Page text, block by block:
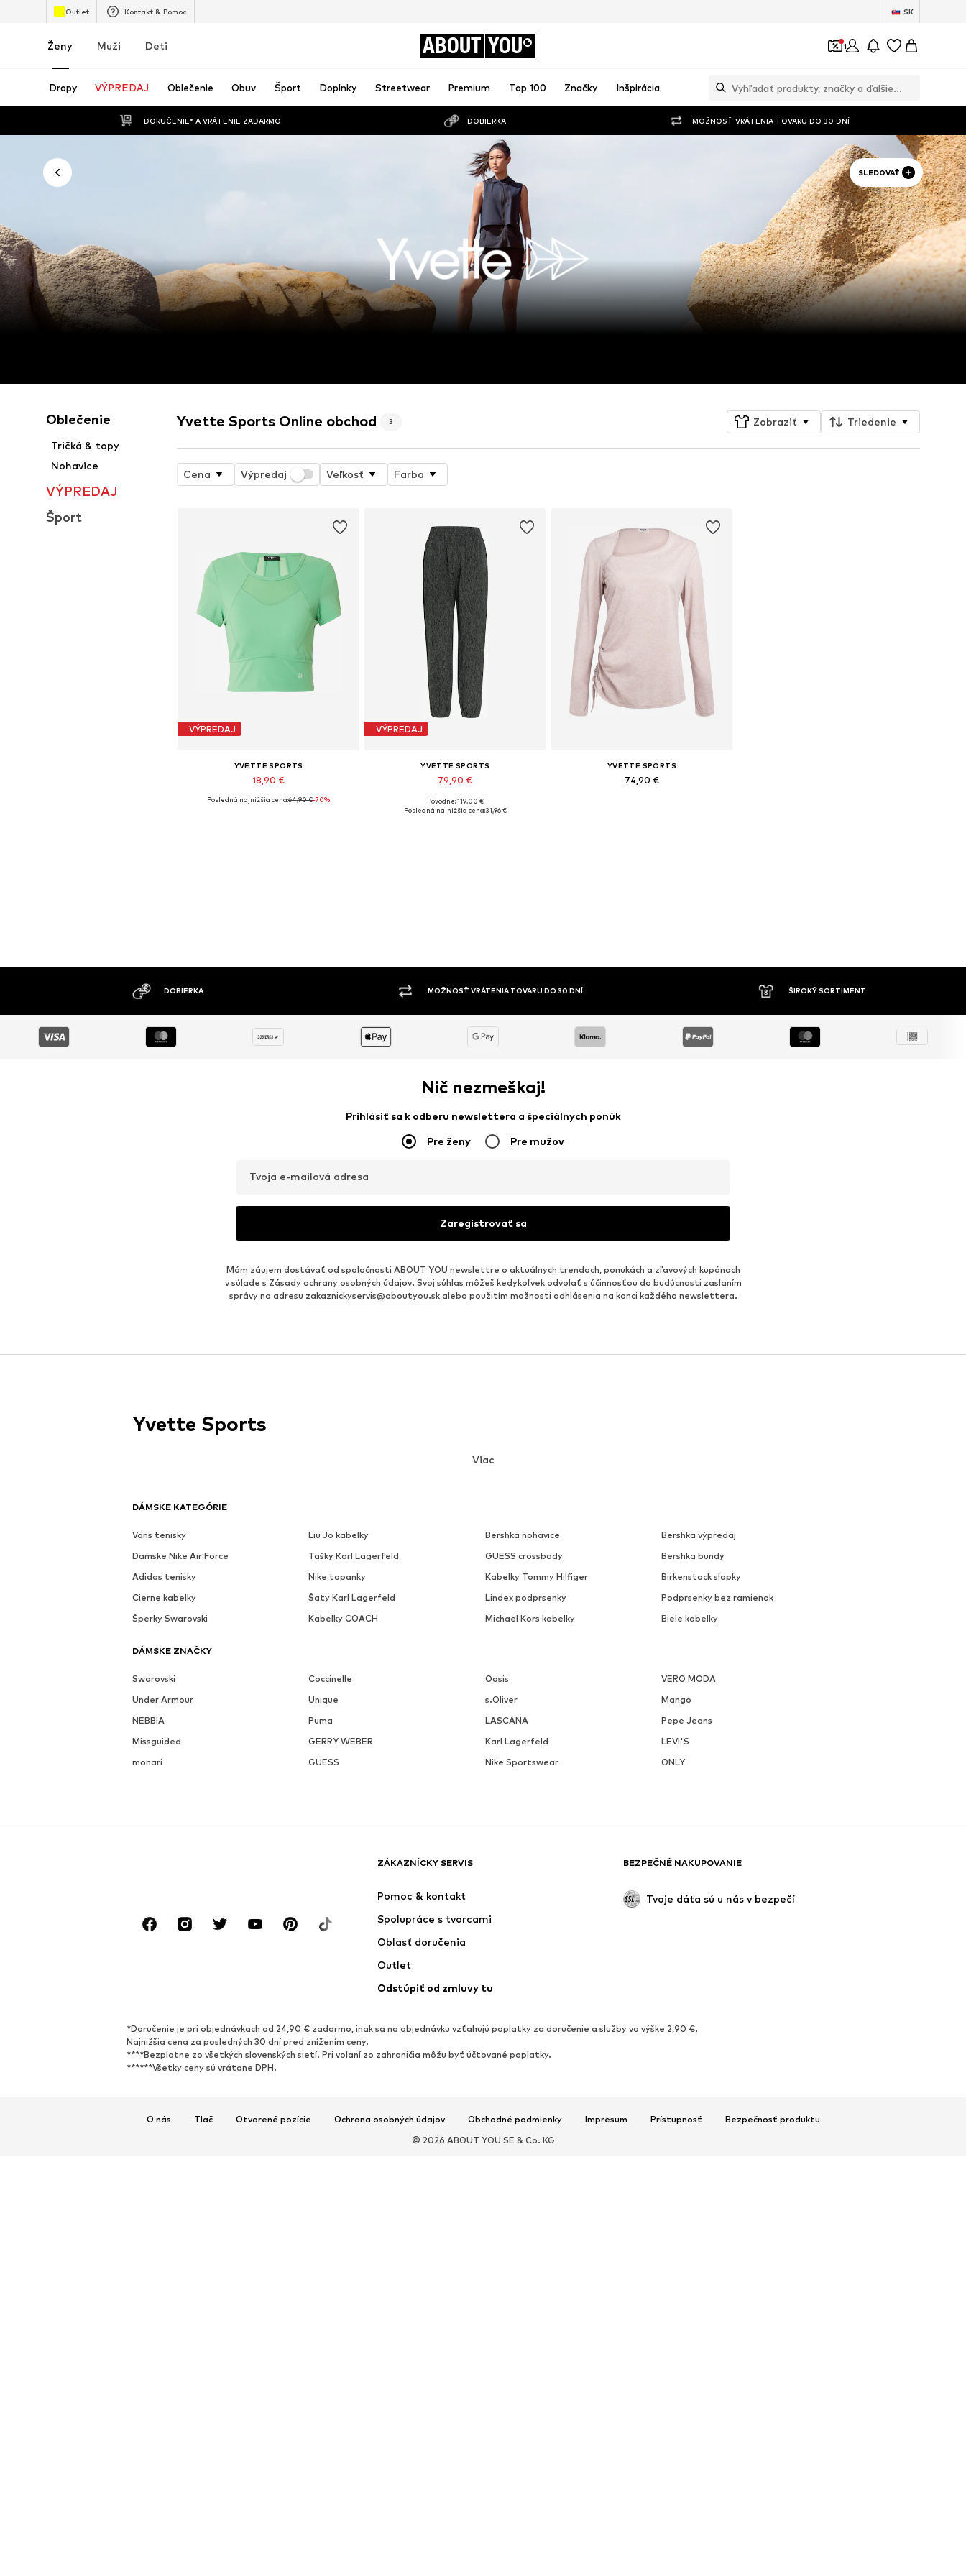
Outlet Kontakt & Pomoc SK
Ženy Muži Deti ABOUT YOU 1
Dropy VÝPREDAJ Oblečenie Obuv Šport Doplnky Streetwear Premium Top 100 Značky Inšpirácia
DORUČENIE* A VRÁTENIE ZADARMO DOBIERKA MOŽNOSŤ VRÁTENIA TOVARU DO 30 DNÍ
SLEDOVAŤ
Oblečenie
Tričká & topy
Nohavice
VÝPREDAJ
Šport
Yvette Sports Online obchod 3 Zobraziť Triedenie
Cena Výpredaj Veľkosť Farba
VÝPREDAJ
YVETTE SPORTS
18,90 €
Dostupné veľkosti: L
Posledná najnižšia cena:64,90 €-70%
VÝPREDAJ
YVETTE SPORTS
79,90 €
Dostupné veľkosti: S
Pôvodne: 119,00 €
Posledná najnižšia cena:31,96 €
YVETTE SPORTS
74,90 €
DOBIERKA MOŽNOSŤ VRÁTENIA TOVARU DO 30 DNÍ ŠIROKÝ SORTIMENT
Nič nezmeškaj!
Prihlásiť sa k odberu newslettera a špeciálnych ponúk
Pre ženy Pre mužov
Tvoja e-mailová adresa
Zaregistrovať sa
Mám záujem dostávať od spoločnosti ABOUT YOU newslettre o aktuálnych trendoch, ponukách a zľavových kupónoch
v súlade s Zásady ochrany osobných údajov. Svoj súhlas môžeš kedykoľvek odvolať s účinnosťou do budúcnosti zaslaním
správy na adresu zakaznickyservis@aboutyou.skalebo použitím možnosti odhlásenia na konci každého newslettera.
DÁMSKE KATEGÓRIE
Vans tenisky Liu Jo kabelky Bershka nohavice
Bershka výpredaj
Damske Nike Air Force
Tašky Karl Lagerfeld GUESS crossbody
Bershka bundy
Adidas tenisky
Nike topanky Kabelky Tommy Hilfiger
Birkenstock slapky
Cierne kabelky
Šaty Karl Lagerfeld Lindex podprsenky
Podprsenky bez ramienok
Šperky Swarovski
Kabelky COACH Michael Kors kabelky Biele kabelky
DÁMSKE ZNAČKY
Swarovski Coccinelle Oasis
VERO MODA
Under Armour
Unique s.Oliver
Mango
NEBBIA
Puma LASCANA
Pepe Jeans
Missguided
GERRY WEBER Karl Lagerfeld
LEVI'S
monari
GUESS Nike Sportswear ONLY
ZÁKAZNÍCKY SERVIS
Pomoc & kontakt
Spolupráce s tvorcami
Oblasť doručenia
Outlet
Odstúpiť od zmluvy tu
BEZPEČNÉ NAKUPOVANIE
Tvoje dáta sú u nás v bezpečí
*Doručenie je pri objednávkach od 24,90 € zadarmo, inak sa na objednávku vzťahujú poplatky za doručenie a služby vo výške 2,90 €.
Najnižšia cena za posledných 30 dní pred znížením ceny.
****Bezplatne zo všetkých slovenských sietí. Pri volaní zo zahraničia môžu byť účtované poplatky.
******Všetky ceny sú vrátane DPH.
O nás Tlač Otvorené pozície Ochrana osobných údajov Obchodné podmienky Impresum Prístupnosť
Bezpečnosť produktu
© 2026 ABOUT YOU SE & Co. KG
Yvette Sports
Viac